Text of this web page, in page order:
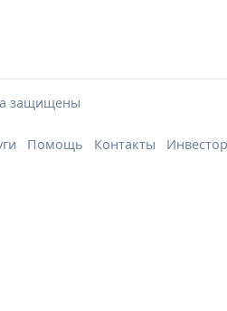
защищены
Помощь Контакты